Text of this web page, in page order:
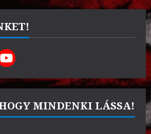
is:
14000 Ft.
MINDENKI LÁSSA!